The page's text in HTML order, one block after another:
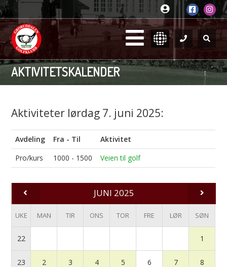
AKTIVITETSKALENDER
Aktiviteter lørdag 7. juni 2025:
Avdeling Fra - Til
Aktivitet
Pro/kurs
1000 - 1500 Veien til golf
JUNI 2025
UKE MAN TIR ONS TOR FRE LØR SØN
22 1
23 2 3 4 5 6 7 8